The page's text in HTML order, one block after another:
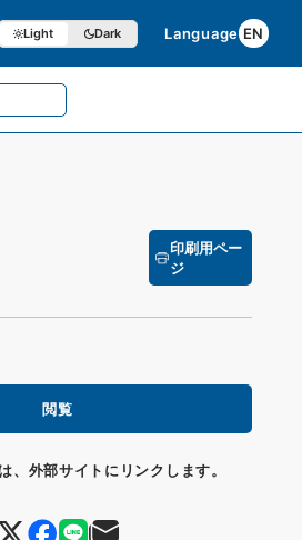
Light Dark Language EN
印刷用ペー
ジ
閲覧
、外部サイトにリンクします。